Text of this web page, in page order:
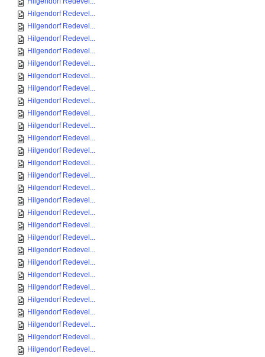
Hilgendorf Redevel...
Hilgendorf Redevel...
Hilgendorf Redevel...
Hilgendorf Redevel...
Hilgendorf Redevel...
Hilgendorf Redevel...
Hilgendorf Redevel...
Hilgendorf Redevel...
Hilgendorf Redevel...
Hilgendorf Redevel...
Hilgendorf Redevel...
Hilgendorf Redevel...
Hilgendorf Redevel...
Hilgendorf Redevel...
Hilgendorf Redevel...
Hilgendorf Redevel...
Hilgendorf Redevel...
Hilgendorf Redevel...
Hilgendorf Redevel...
Hilgendorf Redevel...
Hilgendorf Redevel...
Hilgendorf Redevel...
Hilgendorf Redevel...
Hilgendorf Redevel...
Hilgendorf Redevel...
Hilgendorf Redevel...
Hilgendorf Redevel...
Hilgendorf Redevel...